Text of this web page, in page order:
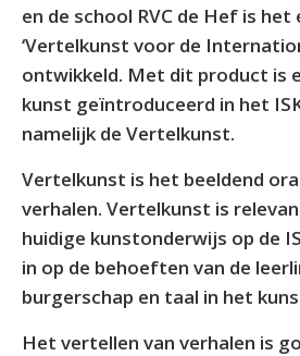
en de school RVC de Hef is
‘Vertelkunst voor de
ontwikkeld. Met dit product is
kunst geïntroduceerd in het
namelijk de Vertelkunst.
Vertelkunst is het beeldend
verhalen. Vertelkunst is
huidige kunstonderwijs op de
in op de behoeften van de
burgerschap en taal in het
Het vertellen van verhalen is